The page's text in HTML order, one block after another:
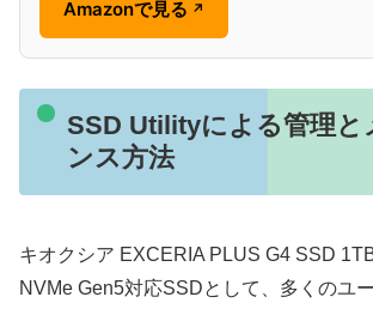
Amazonで見る ↗
SSD Utilityによる管理と
ンス方法
キオクシア EXCERIA PLUS G4 SSD
NVMe Gen5対応SSDとして、多くのユ